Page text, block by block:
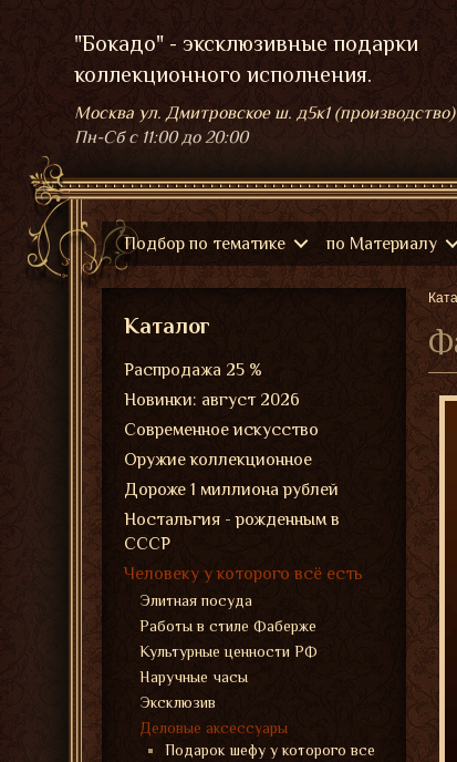
"Бокадо" - эксклюзивные подарки
коллекционного исполнения.
Москва ул. Дмитровское ш. д5к1 (производство)
Пн-Сбс 11:00 до 20:00
Подбор по тематике по Материалу
Каталог
Распродажа 25 %
Новинки: август 2026
Современное искусство
Оружие коллекционное
Дороже 1 миллиона рублей
Ностальгия - рожденным в
СССР
Человеку у которого всё есть
Элитная посуда
Работы в стиле Фаберже
Культурные ценности РФ
Наручные часы
Эксклюзив
Деловые аксессуары
Подарок шефу у которого все